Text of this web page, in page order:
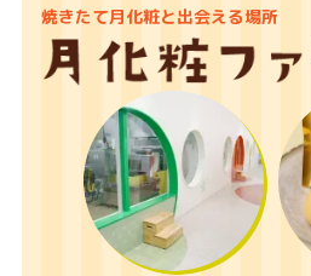
焼きたて月化粧と出会える場所